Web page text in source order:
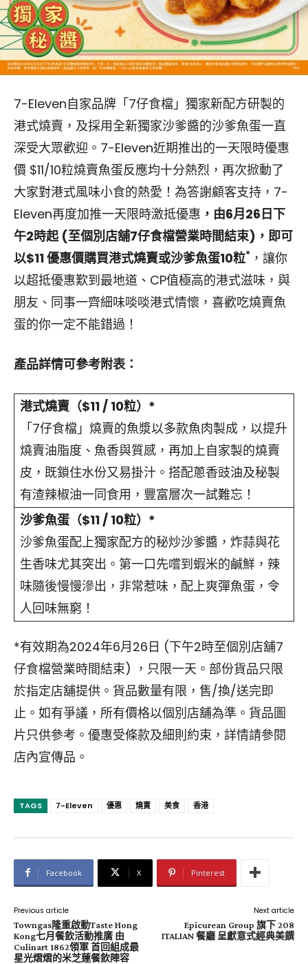
7-Eleven自家品牌「7仔食檔」獨家新配方研製的
港式燒賣，及採用全新獨家沙爹醬的沙爹魚蛋一直
深受大眾歡迎。7-Eleven近期推出的一天限時優惠
價 $11/10粒燒賣魚蛋反應均十分熱烈，再次掀動了
大家對港式風味小食的熱愛！為答謝顧客支持，7-
Eleven再度加推一天限時激抵優惠 ，由6月26日下
午2時起 (至個別店舖7仔食檔營業時間結束)，即可
以$11 優惠價購買港式燒賣或沙爹魚蛋10粒* ，讓你
以超抵優惠歎到最地道、CP值極高的港式滋味，與
朋友、同事一齊細味啖啖港式情懷，喜歡吃燒賣魚
蛋的你一定不能錯過！
產品詳情可參考附表：
港式燒賣（$11 / 10粒）*
「7仔食檔」燒賣的魚漿以多款魚肉製成，以提升
燒賣油脂度、魚香與質感，再加上自家製的燒賣
皮，既鎖住水份又易掛汁。搭配蔥香豉油及秘製
有渣辣椒油一同食用，豐富層次一試難忘！
沙爹魚蛋（$11 / 10粒） *
沙爹魚蛋配上獨家配方的秘炒沙爹醬，炸蒜與花
生香味尤其突出。第一口先嚐到蝦米的鹹鮮，辣
味隨後慢慢滲出，非常惹味，配上爽彈魚蛋，令
人回味無窮！
*有效期為2024年6月26日 (下午2時至個別店舖7
仔食檔營業時間結束) ，只限一天。部份貨品只限
於指定店舖提供。貨品數量有限，售/換/送完即
止。如有爭議，所有價格以個別店舖為準。貨品圖
片只供參考。優惠受條款及細則約束，詳情請參閱
店內宣傳品。
TAGS 7-Eleven 優惠 燒賣 美食 香港
Facebook X Pinterest
Previous article
Towngas隆重啟動Taste Hong
Kong七月餐飲活動推廣 由
Culinart 1862領軍 首回組成最
星光熠熠的米芝蓮餐飲陣容
Next article
Epicurean Group 旗下 208
ITALIAN 餐廳 呈獻意式經典美饌